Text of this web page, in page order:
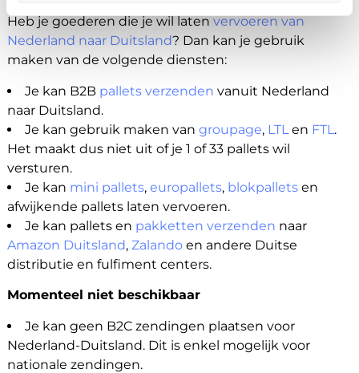
Heb je goederen die je wil laten vervoeren van
Nederland naar Duitsland? Dan kan je gebruik
maken van de volgende diensten:
Je kan B2B pallets verzenden vanuit Nederland
naar Duitsland.
Je kan gebruik maken van groupage, LTLen FTL.
Het maakt dus niet uit of je 1 of 33 pallets wil
versturen.
Je kan mini pallets, europallets, blokpalletsen
afwijkende pallets laten vervoeren.
Je kan pallets en pakketten verzenden naar
Amazon Duitsland, Zalandoen andere Duitse
distributie en fulfiment centers.
Momenteel niet beschikbaar
Je kan geen B2C zendingen plaatsen voor
Nederland-Duitsland. Dit is enkel mogelijk voor
nationale zendingen.